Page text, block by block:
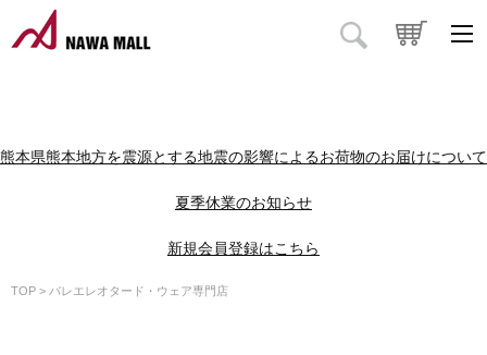
熊本県熊本地方を震源とする地震の影響によるお荷物のお届けについて
夏季休業のお知らせ
新規会員登録はこちら
TOP バレエレオタード・ウェア専門店